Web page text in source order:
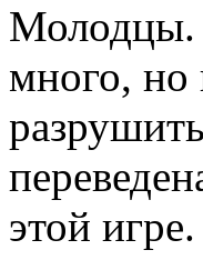
Молодцы.
много, но
этой